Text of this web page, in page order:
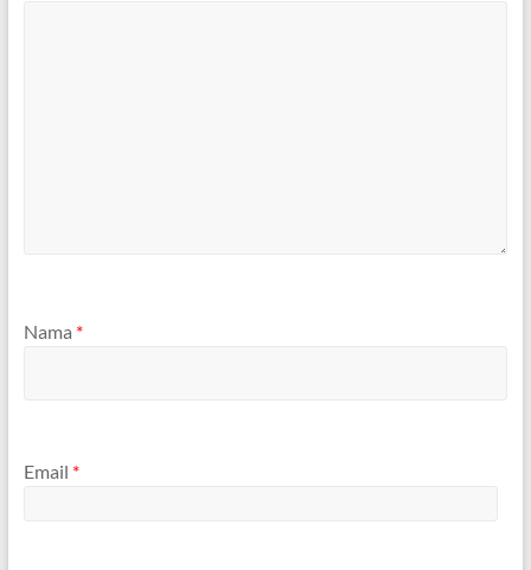
Nama *
Email *